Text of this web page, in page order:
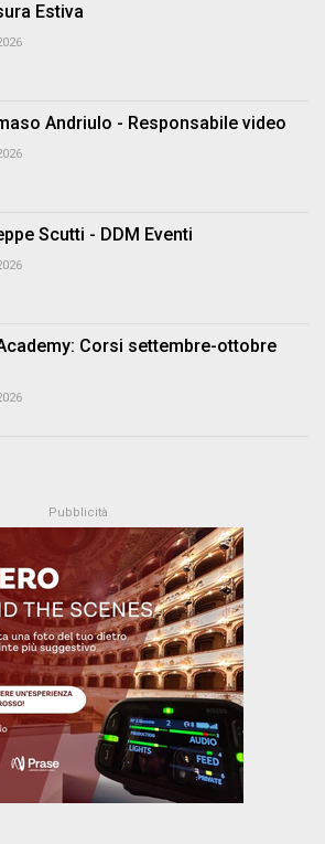
Estiva
Andriulo - Responsabile video
Scutti - DDM Eventi
Corsi settembre-ottobre